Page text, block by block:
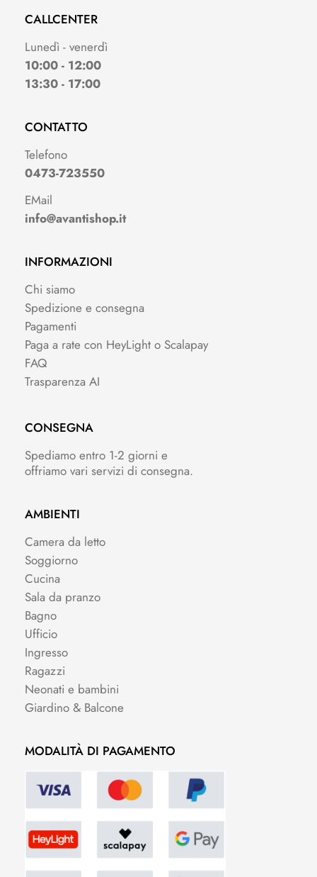
CALLCENTER
Lunedì - venerdì
10:00 - 12:00
13:30 - 17:00
CONTATTO
Telefono
0473-723550
EMail
info@avantishop.it
INFORMAZIONI
Chi siamo
Spedizione e consegna
Pagamenti
Paga a rate con HeyLight o Scalapay
FAQ
Trasparenza AI
CONSEGNA
Spediamo entro 1-2 giorni e
offriamo vari servizi di consegna.
AMBIENTI
Camera da letto
Soggiorno
Cucina
Sala da pranzo
Bagno
Ufficio
Ingresso
Ragazzi
Neonati e bambini
Giardino & Balcone
MODALITÀ DI PAGAMENTO